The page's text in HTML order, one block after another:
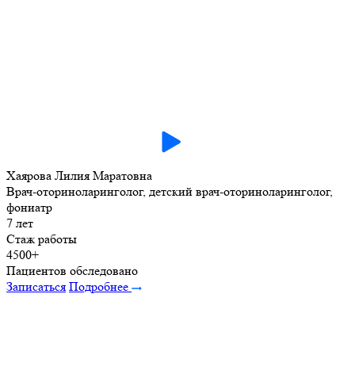
Хаярова Лилия Маратовна
Врач-оториноларинголог, детский врач-оториноларинголог,
фониатр
7 лет
Стаж работы
4500+
Пациентов обследовано
Записаться Подробнее